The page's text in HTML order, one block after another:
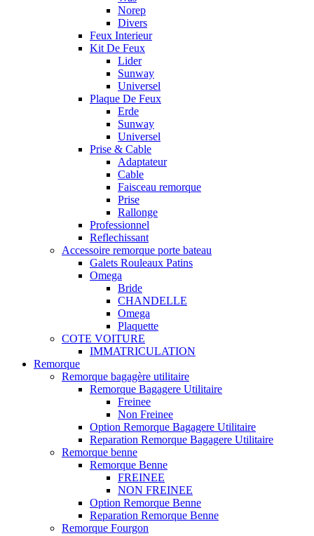
Norep
Divers
Feux Interieur
Kit De Feux
Lider
Sunway
Universel
Plaque De Feux
Erde
Sunway
Universel
Prise & Cable
Adaptateur
Cable
Faisceau remorque
Prise
Rallonge
Professionnel
Reflechissant
Accessoire remorque porte bateau
Galets Rouleaux Patins
Omega
Bride
CHANDELLE
Omega
Plaquette
COTE VOITURE
IMMATRICULATION
Remorque
Remorque bagagère utilitaire
Remorque Bagagere Utilitaire
Freinee
Non Freinee
Option Remorque Bagagere Utilitaire
Reparation Remorque Bagagere Utilitaire
Remorque benne
Remorque Benne
FREINEE
NON FREINEE
Option Remorque Benne
Reparation Remorque Benne
Remorque Fourgon